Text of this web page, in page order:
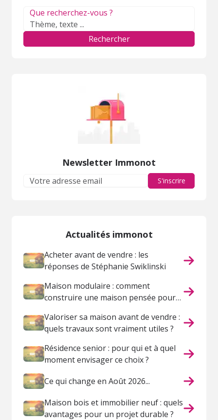
Que recherchez-vous ?
Rechercher
Newsletter Immonot
S'inscrire
Actualités immonot
Acheter avant de vendre : les
réponses de Stéphanie Swiklinski
Maison modulaire : comment
construire une maison pensée pour
Valoriser sa maison avant de vendre :
quels travaux sont vraiment utiles ?
Résidence senior : pour qui et à quel
moment envisager ce choix ?
Ce qui change en Août 2026...
Maison bois et immobilier neuf : quels
avantages pour un projet durable ?